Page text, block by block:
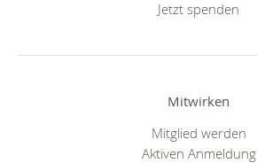
Jetzt spenden
Mitwirken
Mitglied werden
Aktiven Anmeldung